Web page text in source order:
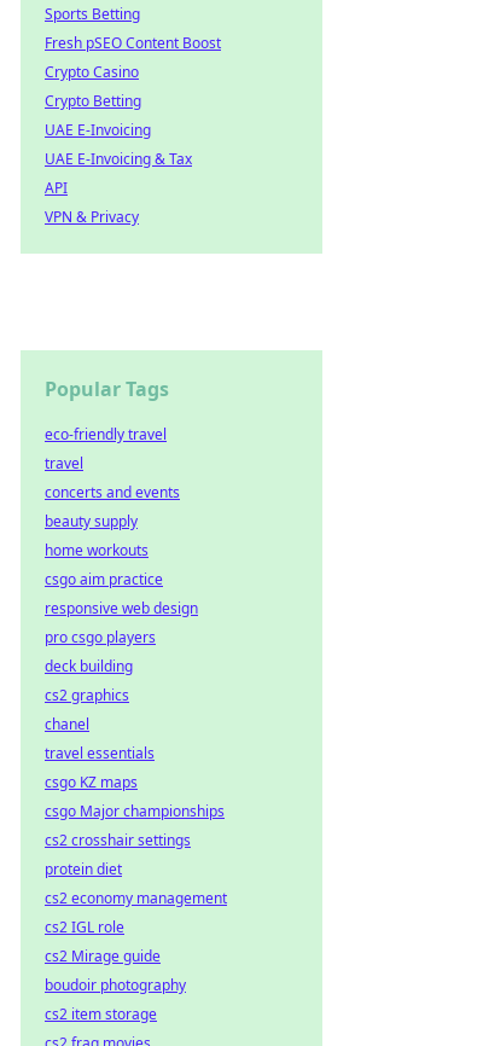
Sports Betting
Fresh pSEO Content Boost
Crypto Casino
Crypto Betting
UAE E-Invoicing
UAE E-Invoicing & Tax
API
VPN & Privacy
Popular Tags
eco-friendly travel
travel
concerts and events
beauty supply
home workouts
csgo aim practice
responsive web design
pro csgo players
deck building
cs2 graphics
chanel
travel essentials
csgo KZ maps
csgo Major championships
cs2 crosshair settings
protein diet
cs2 economy management
cs2 IGL role
cs2 Mirage guide
boudoir photography
cs2 item storage